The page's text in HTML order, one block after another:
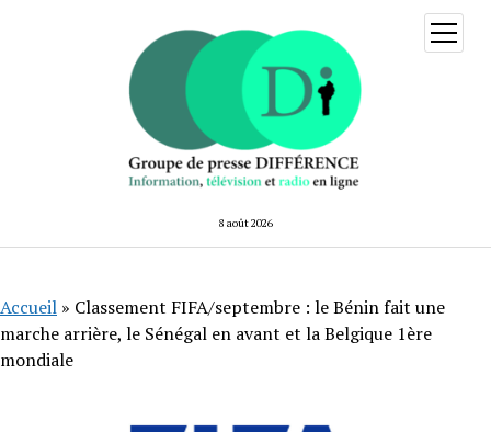
8 août 2026
ouvrir
menu
Accueil » Classement FIFA/septembre : le Bénin fait une
marche arrière, le Sénégal en avant et la Belgique 1ère
mondiale